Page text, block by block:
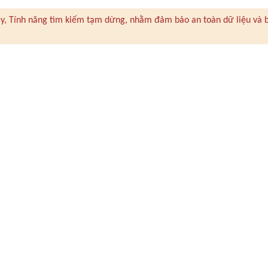
Tính năng tìm kiếm tạm dừng, nhằm đảm bảo an toàn dữ liệu và